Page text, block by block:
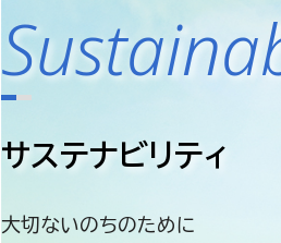
サステナビリティ
大切ないのちのために